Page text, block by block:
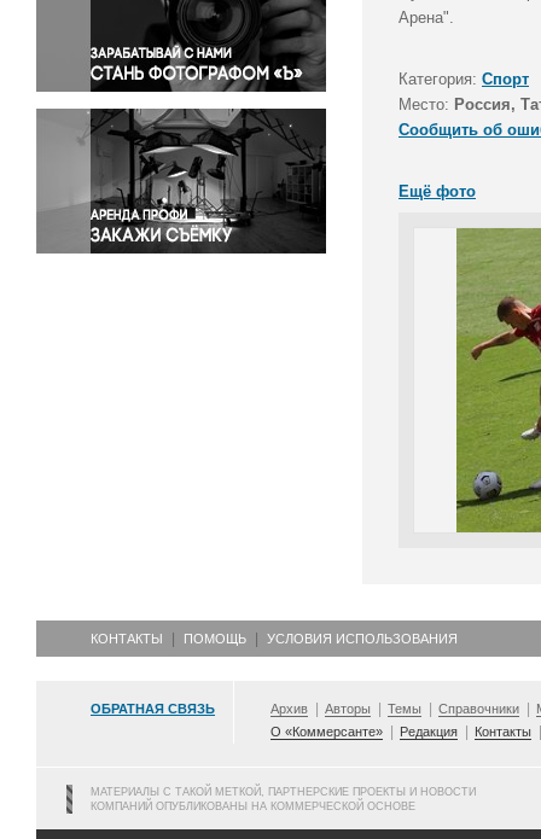
Правосудие
Происшествия и конфликты
Религия
Светская жизнь
Спорт
Экология
Экономика и бизнес
Арена".
Категория: Спорт
Место: Россия,
Сообщить об
Ещё фото
КОНТАКТЫ ПОМОЩЬ УСЛОВИЯ ИСПОЛЬЗОВАНИЯ
ОБРАТНАЯ СВЯЗЬ Архив Авторы Темы Справочники
О «Коммерсанте»
Редакция Контакты
МАТЕРИАЛЫ С ТАКОЙ МЕТКОЙ, ПАРТНЕРСКИЕ ПРОЕКТЫ И НОВОСТИ
КОМПАНИЙ ОПУБЛИКОВАНЫ НА КОММЕРЧЕСКОЙ ОСНОВЕ